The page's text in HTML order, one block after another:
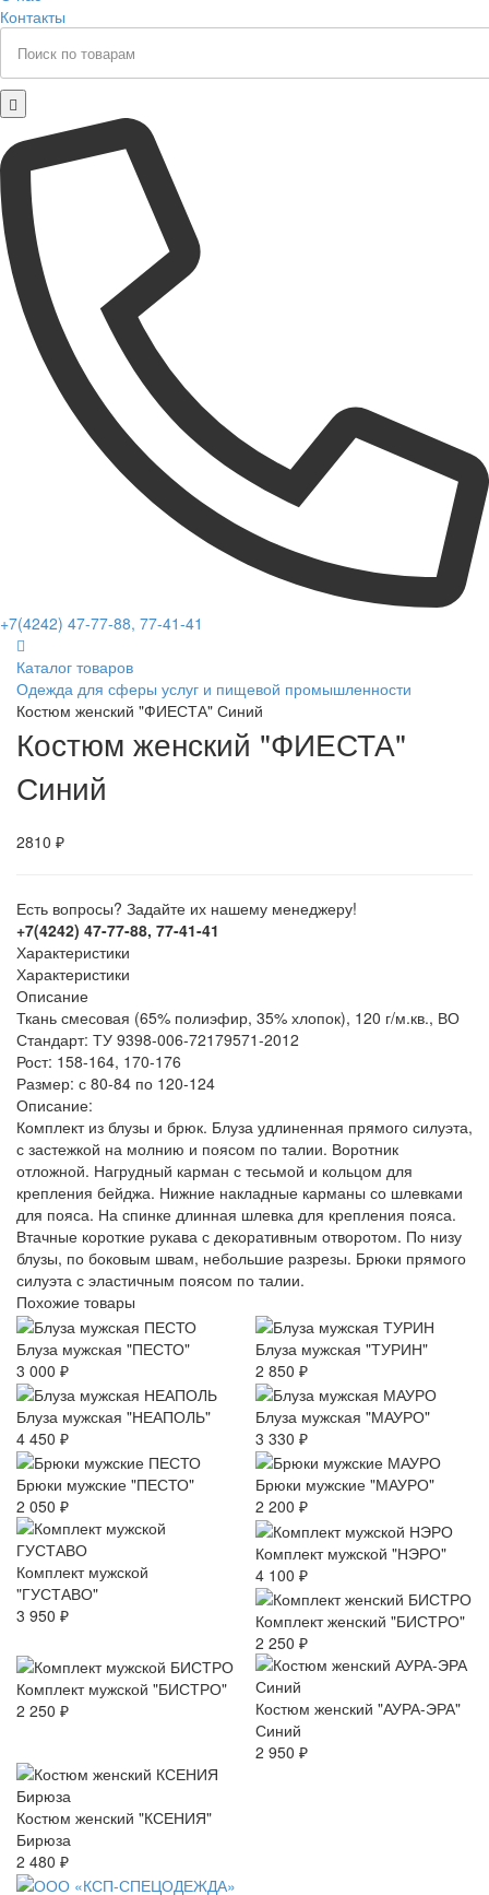
Контакты
+7(4242) 47-77-88, 77-41-41
Каталог товаров
Одежда для сферы услуг и пищевой промышленности
Костюм женский "ФИЕСТА" Синий
Костюм женский "ФИЕСТА"
Синий
2810 ₽
Есть вопросы? Задайте их нашему менеджеру!
+7(4242) 47-77-88, 77-41-41
Характеристики
Характеристики
Описание
Ткань смесовая (65% полиэфир, 35% хлопок), 120 г/м.кв., ВО
Стандарт: ТУ 9398-006-72179571-2012
Рост: 158-164, 170-176
Размер: с 80-84 по 120-124
Описание:
Комплект из блузы и брюк. Блуза удлиненная прямого силуэта,
с застежкой на молнию и поясом по талии. Воротник
отложной. Нагрудный карман с тесьмой и кольцом для
крепления бейджа. Нижние накладные карманы со шлевками
для пояса. На спинке длинная шлевка для крепления пояса.
Втачные короткие рукава с декоративным отворотом. По низу
блузы, по боковым швам, небольшие разрезы. Брюки прямого
силуэта с эластичным поясом по талии.
Похожие товары
Блуза мужская "ПЕСТО"
3 000 ₽
Блуза мужская "ТУРИН"
2 850 ₽
Блуза мужская "НЕАПОЛЬ"
4 450 ₽
Блуза мужская "МАУРО"
3 330 ₽
Брюки мужские "ПЕСТО"
2 050 ₽
Брюки мужские "МАУРО"
2 200 ₽
Комплект мужской
"ГУСТАВО"
3 950 ₽
Комплект мужской "НЭРО"
4 100 ₽
Комплект женский "БИСТРО"
2 250 ₽
Комплект мужской "БИСТРО"
2 250 ₽
Костюм женский "АУРА-ЭРА"
Синий
2 950 ₽
Костюм женский "КСЕНИЯ"
Бирюза
2 480 ₽